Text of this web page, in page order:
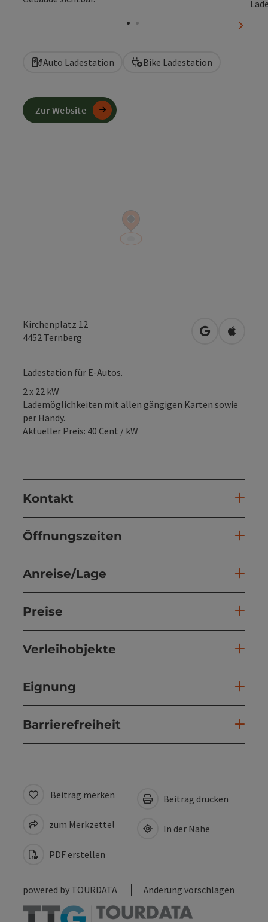
Auto Ladestation Bike Ladestation
Kirchenplatz 12
4452 Ternberg in Google
in
Ladestation für E-Autos.
2 x 22 kW
Lademöglichkeiten mit allen gängigen Karten sowie
per Handy.
Aktueller Preis: 40 Cent / kW
Kontakt
Öffnungszeiten
Anreise/Lage
Preise
Verleihobjekte
Eignung
Barrierefreiheit
Zur Website
Beitrag merken
zum Merkzettel
PDF erstellen
Beitrag drucken
In der Nähe
powered by TOURDATA Änderung vorschlagen